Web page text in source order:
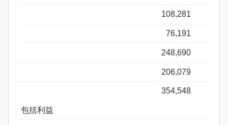
108,281
76,191
248,690
206,079
354,548
包括利益